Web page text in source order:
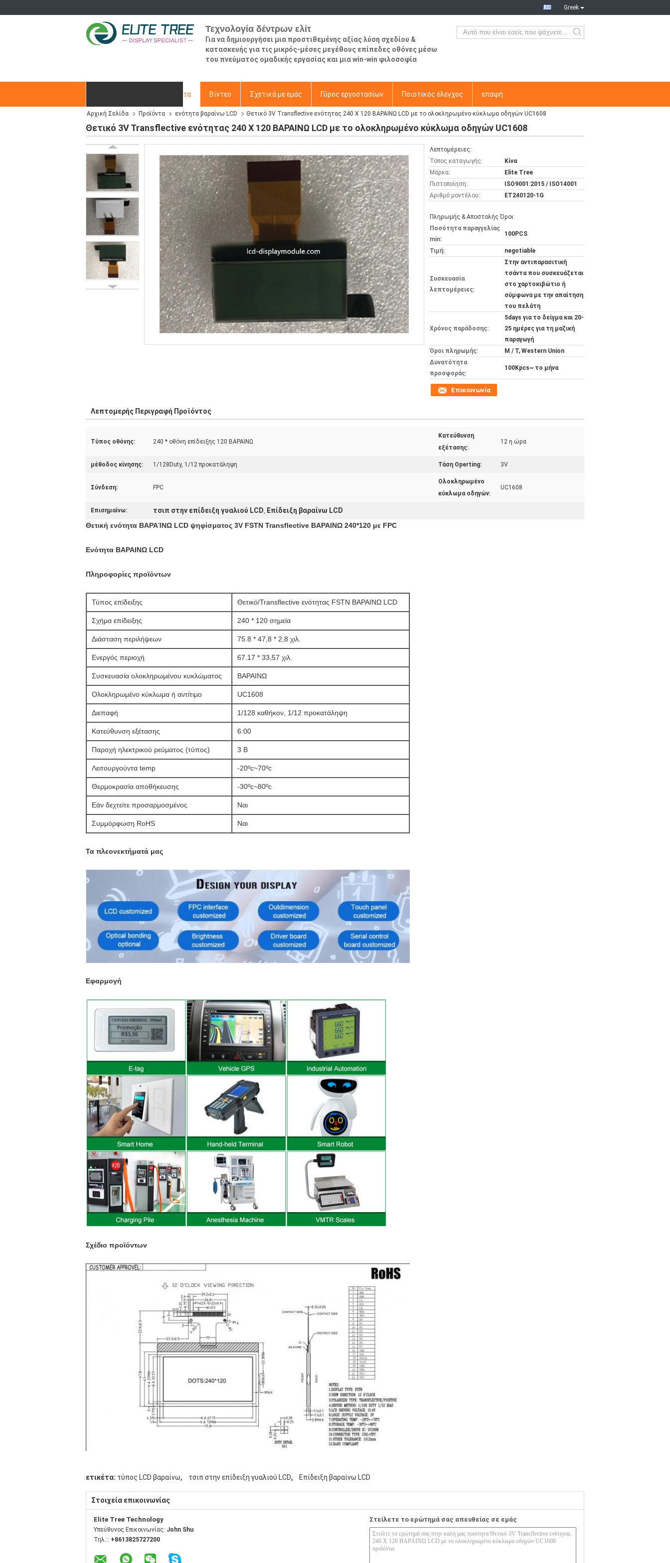
Greek
Τεχνολογία δέντρων ελίτ
Για να δημιουργήσει μια προστιθεμένης αξίας λύση σχεδίου &
κατασκευής για τις μικρός-μέσες μεγέθους επίπεδες οθόνες μέσω
του πνεύματος ομαδικής εργασίας και μια win-win φιλοσοφία
Προϊόντα Βίντεο Σχετικά με εμάς Γύρος εργοστασίων Ποιοτικός έλεγχος επαφή
Ζητήστε ένα απόσπασμα
Αρχική Σελίδα Προϊόντα ενότητα βαραίνω LCD Θετικό 3V Transflective ενότητας 240 X 120 ΒΑΡΑΙΝΩ LCD με το ολοκληρωμένο κύκλωμα οδηγών UC1608
Θετικό 3V Transflective ενότητας 240 X 120 ΒΑΡΑΙΝΩ LCD με το ολοκληρωμένο κύκλωμα οδηγών UC1608
Λεπτομέρειες:
Τόπος καταγωγής:
Κίνα
Μάρκα:
Elite Tree
Πιστοποίηση:
ISO9001:2015 / ISO14001
Αριθμό μοντέλου:
ET240120-1G
Πληρωμής & Αποστολής Όροι:
Ποσότητα παραγγελίας
min:
100PCS
Τιμή: negotiable
Συσκευασία
λεπτομέρειες:
Στην αντιπαρασιτική
τσάντα που συσκευάζεται
στο χαρτοκιβώτιο ή
σύμφωνα με την απαίτηση
του πελάτη
Χρόνος παράδοσης:
5days για το δείγμα και 20-
25 ημέρες για τη μαζική
παραγωγή
Όροι πληρωμής:
Μ / Τ, Western Union
Δυνατότητα
προσφοράς:
100Kpcs~ το μήνα
Επικοινωνία
Λεπτομερής Περιγραφή Προϊόντος
Τύπος οθόνης: 240 * οθόνη επίδειξης 120 ΒΑΡΑΙΝΩ
Κατεύθυνση
εξέτασης:
12 η ώρα
μέθοδος κίνησης: 1/128Duty, 1/12 προκατάληψη Τάση Operting: 3V
Σύνδεση: FPC
Ολοκληρωμένο
κύκλωμα οδηγών:
UC1608
Επισημαίνω: τσιπ στην επίδειξη γυαλιού LCD, Επίδειξη βαραίνω LCD
Θετική ενότητα ΒΑΡΑΊΝΩ LCD ψηφίσματος 3V FSTN Transflective ΒΑΡΑΙΝΩ 240*120 με FPC
Ενότητα ΒΑΡΑΙΝΩ LCD
Πληροφορίες προϊόντων
Τύπος επίδειξης Θετικό/Transflective ενότητας FSTN ΒΑΡΑΙΝΩ LCD
Σχήμα επίδειξης 240 * 120 σημεία
Διάσταση περιλήψεων 75.8 * 47,8 * 2,8 χιλ.
Ενεργός περιοχή 67.17 * 33,57 χιλ.
Συσκευασία ολοκληρωμένου κυκλώματος ΒΑΡΑΙΝΩ
Ολοκληρωμένο κύκλωμα ή αντίτιμο UC1608
Διεπαφή 1/128 καθήκον, 1/12 προκατάληψη
Κατεύθυνση εξέτασης 6:00
Παροχή ηλεκτρικού ρεύματος (τύπος) 3 Β
Λειτουργούντα temp -20ºc~70ºc
Θερμοκρασία αποθήκευσης -30ºc~80ºc
Εάν δεχτείτε προσαρμοσμένος Ναι
Συμμόρφωση RoHS Ναι
Τα πλεονεκτήματά μας
Εφαρμογή
Σχέδιο προϊόντων
ετικέτα: τύπος LCD βαραίνω, τσιπ στην επίδειξη γυαλιού LCD, Επίδειξη βαραίνω LCD
Στοιχεία επικοινωνίας
Elite Tree Technology
Υπεύθυνος Επικοινωνίας: John Shu
Τηλ.:: +8613825727200
Στείλετε το ερώτημά σας απευθείας σε εμάς